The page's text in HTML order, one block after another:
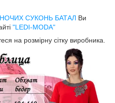
СУКОНЬ БАТАЛ Ви
"LEDI-MODA"
на розмірну сітку виробника.